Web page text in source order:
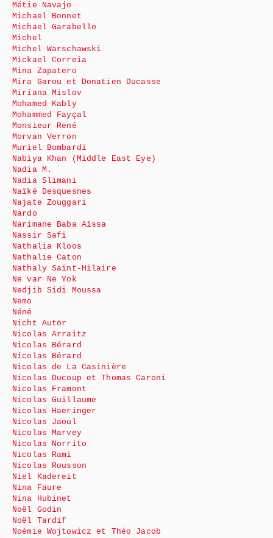
Métie Navajo
Michaël Bonnet
Michael Garabello
Michel
Michel Warschawski
Mickael Correia
Mina Zapatero
Mira Garou et Donatien Ducasse
Miriana Mislov
Mohamed Kably
Mohammed Fayçal
Monsieur René
Morvan Verron
Muriel Bombardi
Nabiya Khan (Middle East Eye)
Nadia M.
Nadia Slimani
Naïké Desquesnes
Najate Zouggari
Nardo
Narimane Baba Aïssa
Nassir Safi
Nathalia Kloos
Nathalie Caton
Nathaly Saint-Hilaire
Ne var Ne Yok
Nedjib Sidi Moussa
Nemo
Néné
Nicht Autör
Nicolas Arraitz
Nicolas Bérard
Nicolas Bérard
Nicolas de La Casinière
Nicolas Ducoup et Thomas Caroni
Nicolas Framont
Nicolas Guillaume
Nicolas Haeringer
Nicolas Jaoul
Nicolas Marvey
Nicolas Norrito
Nicolas Rami
Nicolas Rousson
Niel Kadereit
Nina Faure
Nina Hubinet
Noël Godin
Noël Tardif
Noémie Wojtowicz et Théo Jacob